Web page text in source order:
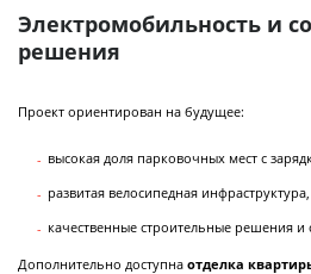
Электромобильность и
решения
Проект ориентирован на будущее:
высокая доля парковочных мест с
развитая велосипедная инфраструктура,
качественные строительные решения
Дополнительно доступна отделка